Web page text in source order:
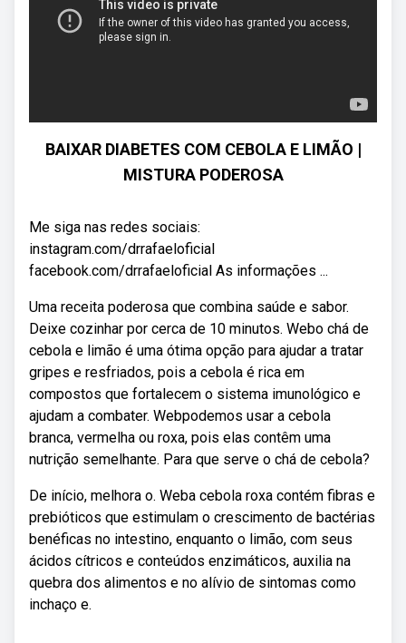
BAIXAR DIABETES COM CEBOLA E LIMÃO |
MISTURA PODEROSA
Me siga nas redes sociais:
instagram.com/drrafaeloficial
facebook.com/drrafaeloficial As informações ...
Uma receita poderosa que combina saúde e sabor.
Deixe cozinhar por cerca de 10 minutos. Webo chá de
cebola e limão é uma ótima opção para ajudar a tratar
gripes e resfriados, pois a cebola é rica em
compostos que fortalecem o sistema imunológico e
ajudam a combater. Webpodemos usar a cebola
branca, vermelha ou roxa, pois elas contêm uma
nutrição semelhante. Para que serve o chá de cebola?
De início, melhora o. Weba cebola roxa contém fibras e
prebióticos que estimulam o crescimento de bactérias
benéficas no intestino, enquanto o limão, com seus
ácidos cítricos e conteúdos enzimáticos, auxilia na
quebra dos alimentos e no alívio de sintomas como
inchaço e.